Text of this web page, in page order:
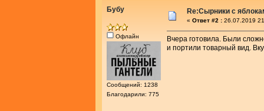
Бубу
Офлайн
Сообщений: 1238
Благодарили: 775
Re:Сырники с
« Ответ #2 : 26.07.2019
Вчера готовила. Были
и портили товарный вид.